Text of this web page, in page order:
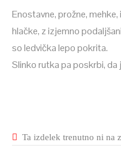
Enostavne, prožne,
hlačke, z izjemno
so ledvička lepo pokrita.
Slinko rutka pa poskrbi, da
Ta izdelek trenutno ni na